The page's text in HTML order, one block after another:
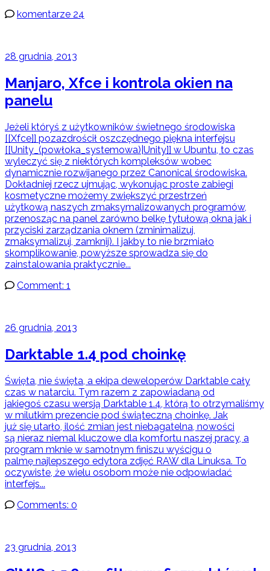
komentarze 24
28 grudnia, 2013
Manjaro, Xfce i kontrola okien na
panelu
Jeżeli któryś z użytkowników świetnego środowiska
[[Xfce]] pozazdrościł oszczędnego piękna interfejsu
[[Unity_(powłoka_systemowa)|Unity]] w Ubuntu, to czas
wyleczyć się z niektórych kompleksów wobec
dynamicznie rozwijanego przez Canonical środowiska.
Dokładniej rzecz ujmując, wykonując proste zabiegi
kosmetyczne możemy zwiększyć przestrzeń
użytkową naszych zmaksymalizowanych programów,
przenosząc na panel zarówno belkę tytułową okna jak i
przyciski zarządzania oknem (zminimalizuj,
zmaksymalizuj, zamknij). I jakby to nie brzmiało
skomplikowanie, powyższe sprowadza się do
zainstalowania praktycznie...
Comment: 1
26 grudnia, 2013
Darktable 1.4 pod choinkę
Święta, nie święta, a ekipa deweloperów Darktable cały
czas w natarciu. Tym razem z zapowiadaną od
jakiegoś czasu wersją Darktable 1.4, którą to otrzymaliśmy
w milutkim prezencie pod świąteczną choinkę. Jak
już się utarło, ilość zmian jest niebagatelna, nowości
są nieraz niemal kluczowe dla komfortu naszej pracy, a
program mknie w samotnym finiszu wyścigu o
palmę najlepszego edytora zdjęć RAW dla Linuksa. To
oczywiste, że wielu osobom może nie odpowiadać
interfejs...
Comments: 0
23 grudnia, 2013